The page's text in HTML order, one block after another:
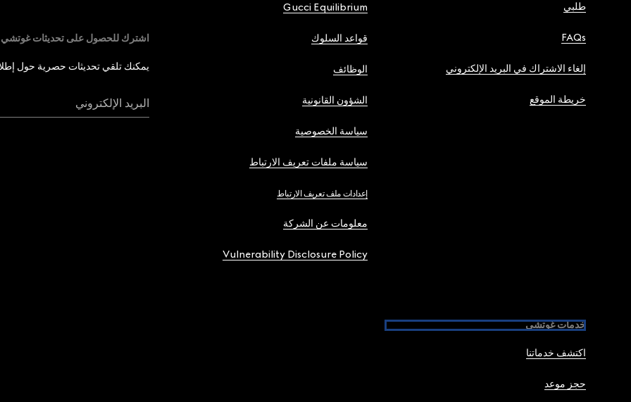
طلبي
FAQs
إلغاء الاشتراك في البريد الإلكتروني
خريطة الموقع
Gucci Equilibrium
قواعد السلوك
الوظائف
الشؤون القانونية
سياسة الخصوصية
سياسة ملفات تعريف الارتباط
إعدادات ملف تعريف الارتباط
معلومات عن الشركة
Vulnerability Disclosure Policy
خدمات غوتشي
اكتشف خدماتنا
حجز موعد
اشترك للحصول على تحديثات غوتشي
يمكنك تلقي تحديثات حصرية حول
البريد الإلكتروني